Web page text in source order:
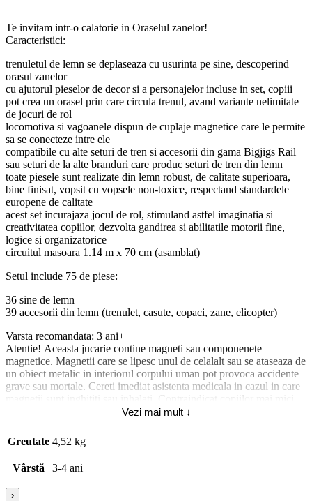
Te invitam intr-o calatorie in Oraselul zanelor!
Caracteristici:
trenuletul de lemn se deplaseaza cu usurinta pe sine, descoperind
orasul zanelor
cu ajutorul pieselor de decor si a personajelor incluse in set, copiii
pot crea un orasel prin care circula trenul, avand variante nelimitate
de jocuri de rol
locomotiva si vagoanele dispun de cuplaje magnetice care le permite
sa se conecteze intre ele
compatibile cu alte seturi de tren si accesorii din gama Bigjigs Rail
sau seturi de la alte branduri care produc seturi de tren din lemn
toate piesele sunt realizate din lemn robust, de calitate superioara,
bine finisat, vopsit cu vopsele non-toxice, respectand standardele
europene de calitate
acest set incurajaza jocul de rol, stimuland astfel imaginatia si
creativitatea copiilor, dezvolta gandirea si abilitatile motorii fine,
logice si organizatorice
circuitul masoara 1.14 m x 70 cm (asamblat)
Setul include 75 de piese:
36 sine de lemn
39 accesorii din lemn (trenulet, casute, copaci, zane, elicopter)
Varsta recomandata: 3 ani+
Atentie! Aceasta jucarie contine magneti sau componenete
magnetice. Magnetii care se lipesc unul de celalalt sau se ataseaza de
un obiect metalic in interiorul corpului uman pot provoca accidente
grave sau mortale. Cereti imediat asistenta medicala in cazul in care
magnetii sunt inghititi sau inhalati. Contraindicat copiilor mai mici
de 3 ani. Jucaria/produsul poate contine piese mici care se pot inghiti
copiilor mai mici de 3 ani. Nu lasati ambalajele jucariilor/produselor
la indemana copiilor. Indepartati orice ambalaj al jucariei/produsului
inainte de a da jucaria/produsul copilului. Va rugam sa supravegheati
copilul in timp ce se joaca/foloseste acest produs. Pastrati
instructiunile si etichetele pentru referinte viitoare. Pastrati
Vezi mai mult ↓
Greutate 4,52 kg
Vârstă 3-4 ani
›